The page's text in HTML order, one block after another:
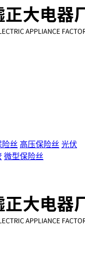
险丝 高压保险丝 光伏
微型保险丝